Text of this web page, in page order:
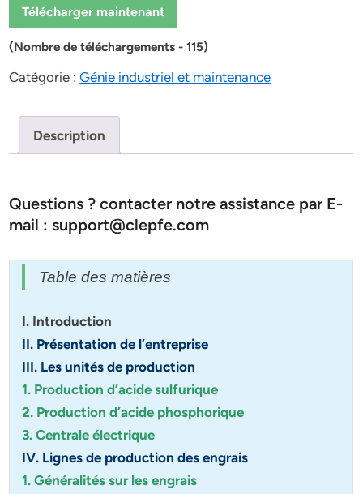
Télécharger maintenant
(Nombre de téléchargements - 115)
Catégorie :Génie industriel et maintenance
Description
Questions ? contacter notre assistance par E-
mail : support@clepfe.com
Table des matières
I. Introduction
II. Présentation de l’entreprise
III. Les unités de production
1. Production d’acide sulfurique
2. Production d’acide phosphorique
3. Centrale électrique
IV. Lignes de production des engrais
1. Généralités sur les engrais